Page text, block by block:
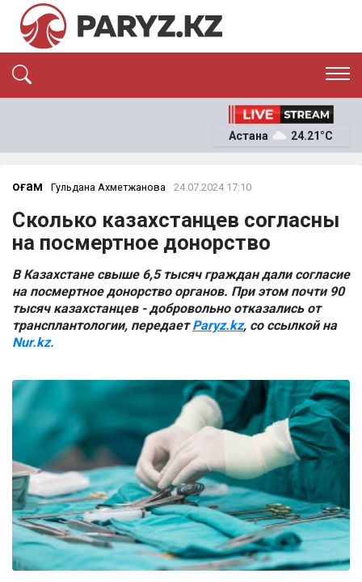
ЭКОНОМИКА
ОҚИҒА
News
Астана 24.21°C
Қоғам Гульдана Ахметжанова 24.07.2024 17:10
Сколько казахстанцев согласны
на посмертное донорство
В Казахстане свыше 6,5 тысяч граждан дали согласие
на посмертное донорство органов. При этом почти 90
тысяч казахстанцев - добровольно отказались от
трансплантологии, передаетParyz.kz, со ссылкой на
Nur.kz.